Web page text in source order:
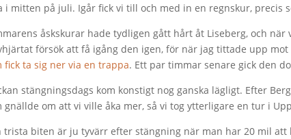
i mitten på juli. Igår fick vi till och med in en regnskur,
åskskurar hade tydligen gått hårt åt Liseberg, och
försök att få igång den igen, för när jag tittade upp
fick ta sig ner via en trappa. Ett par timmar senare gick den
stängningsdags kom konstigt nog ganska lägligt. Efter
gnällde om att vi ville åka mer, så vi tog ytterligare en tur i
trista biten är ju tyvärr efter stängning när man har 20 mil